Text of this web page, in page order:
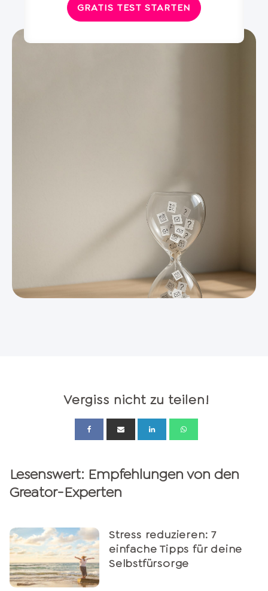
GRATIS TEST STARTEN
Vergiss nicht zu teilen!
Lesenswert: Empfehlungen von den
Greator-Experten
Stress reduzieren: 7
einfache Tipps für deine
Selbstfürsorge